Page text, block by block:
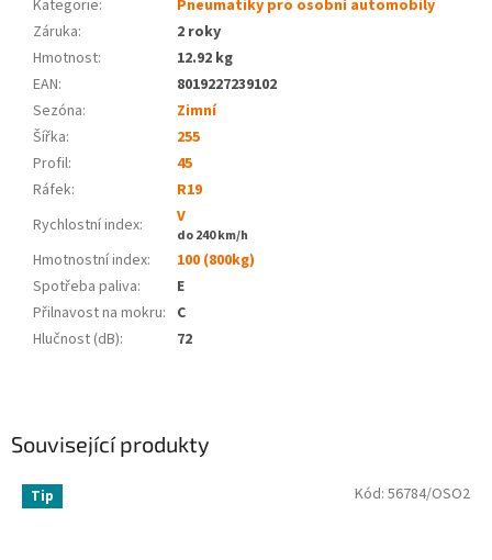
Související produkty
Tip Kód: 56784/OSO2
Kategorie:
Pneumatiky pro osobní automobily
Záruka:
2 roky
Hmotnost:
12.92 kg
EAN:
8019227239102
Sezóna:
Zimní
Šířka:
255
Profil:
45
Ráfek:
R19
Rychlostní index:
V
do 240 km/h
Hmotnostní index:
100 (800kg)
Spotřeba paliva:
E
Přilnavost na mokru: C
Hlučnost (dB): 72